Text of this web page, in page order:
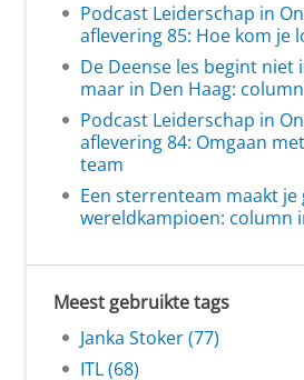
Podcast Leiderschap in
aflevering 85: Hoe kom je
De Deense les begint niet
maar in Den Haag:
Podcast Leiderschap in
aflevering 84: Omgaan
team
Een sterrenteam maakt je
wereldkampioen: column
Meest gebruikte tags
Janka Stoker (77)
ITL (68)